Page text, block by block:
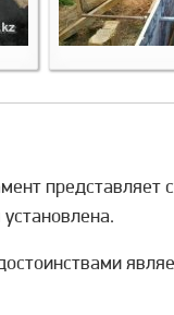
представляет